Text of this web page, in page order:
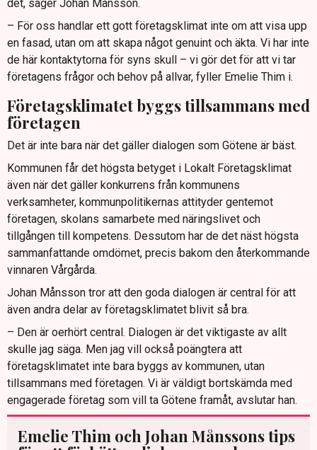
det, säger Johan Månsson.
– För oss handlar ett gott företagsklimat inte om att visa upp
en fasad, utan om att skapa något genuint och äkta. Vi har inte
de här kontaktytorna för syns skull – vi gör det för att vi tar
företagens frågor och behov på allvar, fyller Emelie Thim i.
Företagsklimatet byggs tillsammans med
företagen
Det är inte bara när det gäller dialogen som Götene är bäst.
Kommunen får det högsta betyget i Lokalt Företagsklimat
även när det gäller konkurrens från kommunens
verksamheter, kommunpolitikernas attityder gentemot
företagen, skolans samarbete med näringslivet och
tillgången till kompetens. Dessutom har de det näst högsta
sammanfattande omdömet, precis bakom den återkommande
vinnaren Vårgårda.
Johan Månsson tror att den goda dialogen är central för att
även andra delar av företagsklimatet blivit så bra.
– Den är oerhört central. Dialogen är det viktigaste av allt
skulle jag säga. Men jag vill också poängtera att
företagsklimatet inte bara byggs av kommunen, utan
tillsammans med företagen. Vi är väldigt bortskämda med
engagerade företag som vill ta Götene framåt, avslutar han.
Emelie Thim och Johan Månssons tips